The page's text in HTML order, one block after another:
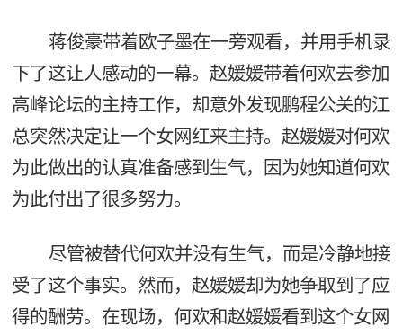
蒋俊豪带着欧子墨在一旁观看，并用手机录
下了这让人感动的一幕。赵媛媛带着何欢去参加
高峰论坛的主持工作，却意外发现鹏程公关的江
总突然决定让一个女网红来主持。赵媛媛对何欢
为此做出的认真准备感到生气，因为她知道何欢
为此付出了很多努力。
尽管被替代何欢并没有生气，而是冷静地接
受了这个事实。然而，赵媛媛却为她争取到了应
得的酬劳。在现场，何欢和赵媛媛看到这个女网